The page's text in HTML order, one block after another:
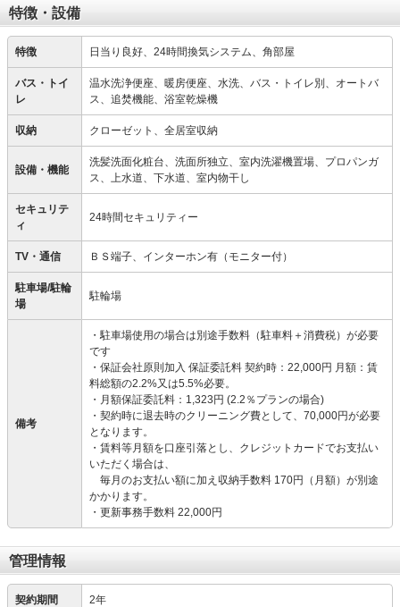
特徴・設備
特徴 日当り良好、24時間換気システム、角部屋
バス・トイ
レ
温水洗浄便座、暖房便座、水洗、バス・トイレ別、オートバ
ス、追焚機能、浴室乾燥機
収納 クローゼット、全居室収納
設備・機能
洗髪洗面化粧台、洗面所独立、室内洗濯機置場、プロパンガ
ス、上水道、下水道、室内物干し
セキュリテ
ィ
24時間セキュリティー
TV・通信 ＢＳ端子、インターホン有（モニター付）
駐車場/駐輪
場
駐輪場
備考
・駐車場使用の場合は別途手数料（駐車料＋消費税）が必要
です
・保証会社原則加入 保証委託料 契約時：22,000円 月額：賃
料総額の2.2%又は5.5%必要。
・月額保証委託料：1,323円 (2.2％プランの場合)
・契約時に退去時のクリーニング費として、70,000円が必要
となります。
・賃料等月額を口座引落とし、クレジットカードでお支払い
いただく場合は、
毎月のお支払い額に加え収納手数料 170円（月額）が別途
かかります。
・更新事務手数料 22,000円
管理情報
契約期間 2年